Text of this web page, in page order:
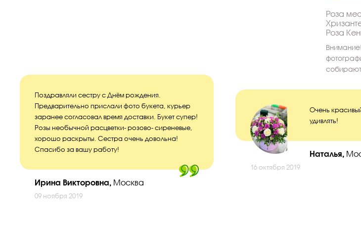
Роза
Роза
Поздравляли сестру с Днём рождения.
Предварительно прислали фото букета, курьер
заранее согласовал время доставки. Букет супер!
Розы необычной расцветки- розово- сиреневые,
хорошо раскрыты. Сестра очень довольна!
Спасибо за вашу работу!
Ирина Викторовна, Москва
09 ноября 2019
Очень
удивлять!
Наталья,
16 октября 2019